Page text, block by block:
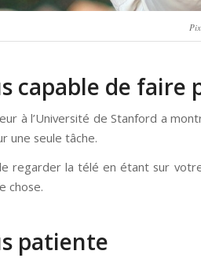
capable de
à l’Université de Stanford a
une seule tâche.
regarder la télé en étant sur
chose.
patiente